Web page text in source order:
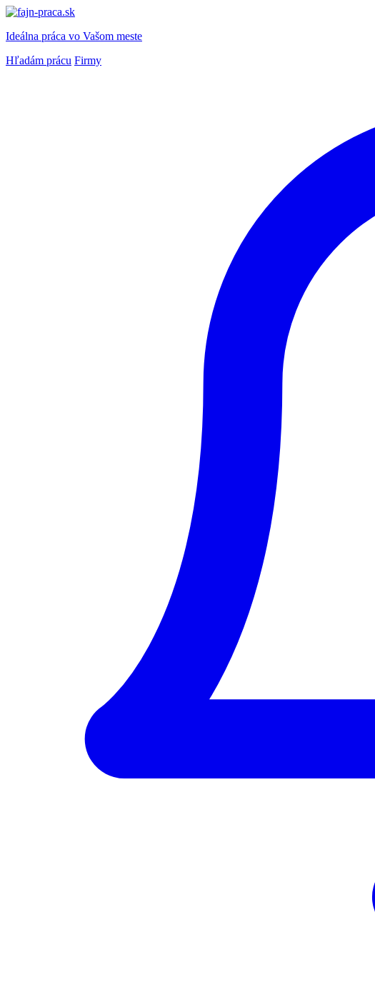
Ideálna práca vo Vašom meste
Hľadám prácu Firmy